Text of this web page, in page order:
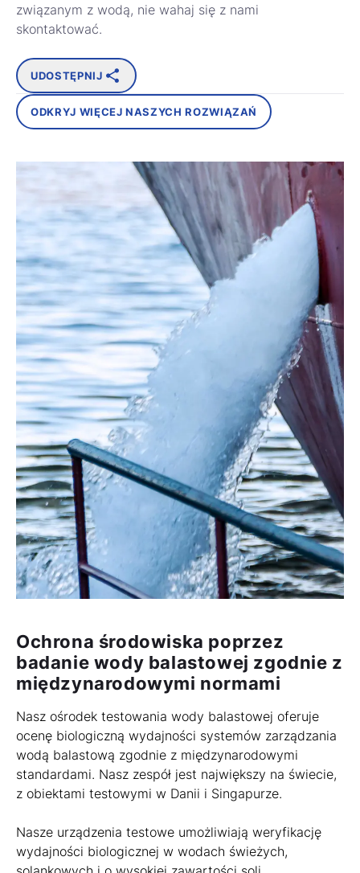
związanym z wodą, nie wahaj się z nami
skontaktować.
UDOSTĘPNIJ
ODKRYJ WIĘCEJ NASZYCH ROZWIĄZAŃ
Ochrona środowiska poprzez
badanie wody balastowej zgodnie z
międzynarodowymi normami
Nasz ośrodek testowania wody balastowej oferuje
ocenę biologiczną wydajności systemów zarządzania
wodą balastową zgodnie z międzynarodowymi
standardami. Nasz zespół jest największy na świecie,
z obiektami testowymi w Danii i Singapurze.
Nasze urządzenia testowe umożliwiają weryfikację
wydajności biologicznej w wodach świeżych,